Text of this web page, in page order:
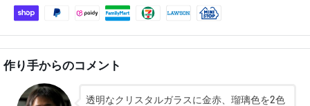
作り手からのコメント
透明なクリスタルガラスに金赤、瑠璃色を2色